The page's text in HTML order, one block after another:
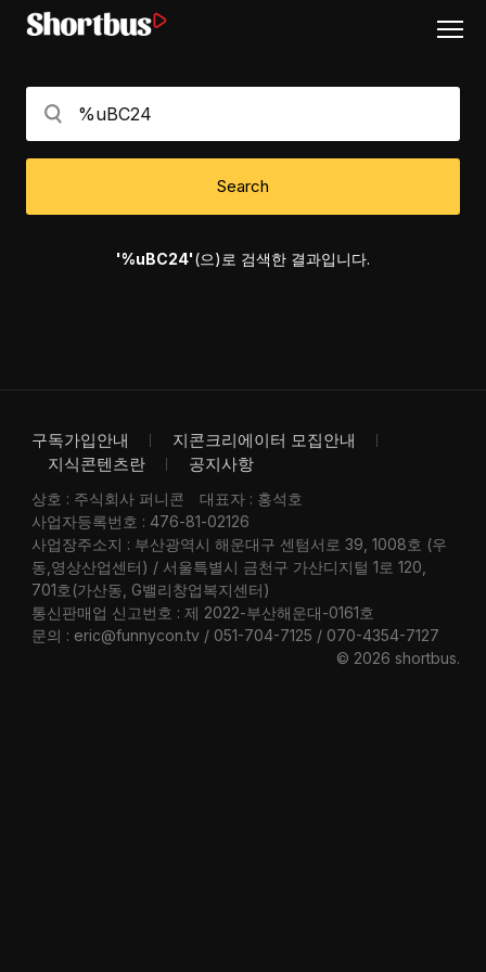
Search
'%uBC24'(으)로 검색한 결과입니다.
구독가입안내
지콘크리에이터 모집안내
지식콘텐츠란
공지사항
상호 : 주식회사 퍼니콘
대표자 : 홍석호
사업자등록번호 : 476-81-02126
사업장주소지 : 부산광역시 해운대구 센텀서로 39, 1008호 (우
동,영상산업센터) / 서울특별시 금천구 가산디지털 1로 120,
701호(가산동, G밸리창업복지센터)
통신판매업 신고번호 : 제 2022-부산해운대-0161호
문의 : eric@funnycon.tv / 051-704-7125 / 070-4354-7127
© 2026 shortbus.